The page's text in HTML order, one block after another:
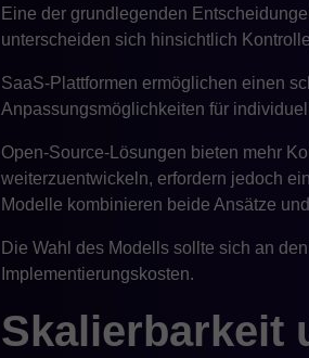
Eine der grundlegenden
unterscheiden sich hinsichtlich
SaaS-Plattformen ermöglichen einen
Anpassungsmöglichkeiten für
Open-Source-Lösungen bieten mehr
weiterzuentwickeln, erfordern jedoch
Modelle kombinieren beide Ansätze
Die Wahl des Modells sollte sich an
Implementierungskosten.
Skalierbarkeit